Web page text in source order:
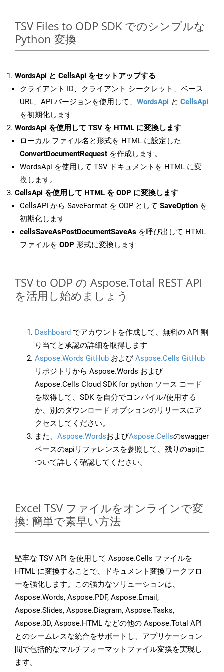
TSV Files to ODP SDK でのシンプルな
Python 変換
WordsApi と CellsApi をセットアップする
クライアント ID、クライアント シークレット、ベース
URL、API バージョンを使用して、 WordsApi と CellsApi
を初期化します
WordsApi を使用して TSV を HTML に変換します
ローカル ファイル名と形式を HTML に設定した
ConvertDocumentRequest を作成します。
WordsApi を使用して TSV ドキュメントを HTML に変
換します。
CellsApi を使用して HTML を ODP に変換します
CellsAPI から SaveFormat を ODP として SaveOption を
初期化します
cellsSaveAsPostDocumentSaveAs を呼び出して HTML
ファイルを ODP 形式に変換します
TSV to ODP の Aspose.Total REST API
を活用し始めましょう
Dashboard でアカウントを作成して、無料の API 割
り当てと承認の詳細を取得します
Aspose.Words GitHub およびAspose.Cells GitHub
リポジトリから Aspose.Words および
Aspose.Cells Cloud SDK for python ソース コード
を取得して、SDK を自分でコンパイル/使用する
か、別のダウンロード オプションのリリースにア
クセスしてください。
また、 Aspose.WordsおよびAspose.Cellsのswagger
ベースのapiリファレンスを参照して、残りのapiに
ついて詳しく確認してください。
Excel TSV ファイルをオンラインで変
換: 簡単で素早い方法
堅牢な TSV API を使用して Aspose.Cells ファイルを
HTML に変換することで、ドキュメント変換ワークフロ
ーを強化します。この強力なソリューションは、
Aspose.Words, Aspose.PDF, Aspose.Email,
Aspose.Slides, Aspose.Diagram, Aspose.Tasks,
Aspose.3D, Aspose.HTML などの他の Aspose.Total API
とのシームレスな統合をサポートし、アプリケーション
間で包括的なマルチフォーマットファイル変換を実現し
ます。